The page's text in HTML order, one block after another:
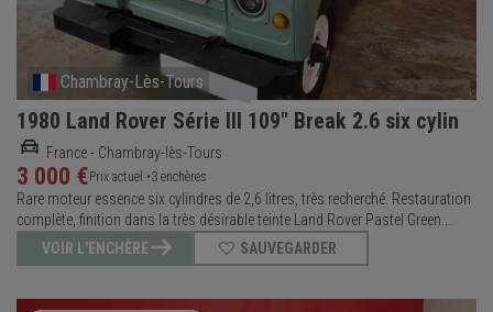
Chambray-Lès-Tours
1980 Land Rover Série III 109" Break 2.6 six cylin
France - Chambray-lès-Tours
3 000 €Prix actuel •3 enchères
Rare moteur essence six cylindres de 2,6 litres, très recherché. Restauration
complète, finition dans la très désirable teinte Land Rover Pastel Green.
Moyeux débrayables (free-wheeling hubs). Carte grise de collection. Le coup
de cœur. C'est dommage que Land Rover n'ait pas monté son si
VOIR L'ENCHÈRE SAUVEGARDER